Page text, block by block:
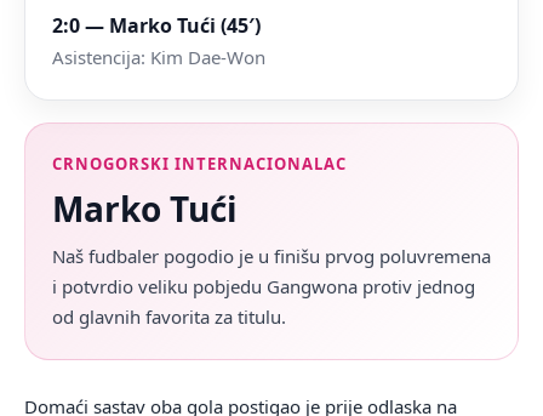
2:0 — Marko Tući (45′)
Asistencija: Kim Dae-Won
CRNOGORSKI INTERNACIONALAC
Marko Tući
Naš fudbaler pogodio je u finišu prvog poluvremena
i potvrdio veliku pobjedu Gangwona protiv jednog
od glavnih favorita za titulu.
Domaći sastav oba gola postigao je prije odlaska na